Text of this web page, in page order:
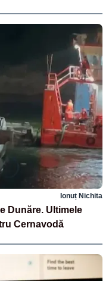
Ionuț Nichita
Dunăre. Ultimele
Cernavodă